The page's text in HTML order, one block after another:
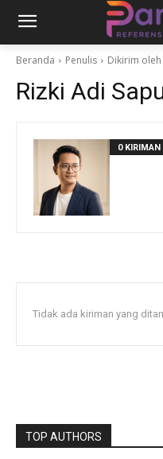
Beranda Penulis Dikirim oleh
Rizki Adi
0 KIRIMAN
Tidak ada kiriman yang
TOP AUTHORS